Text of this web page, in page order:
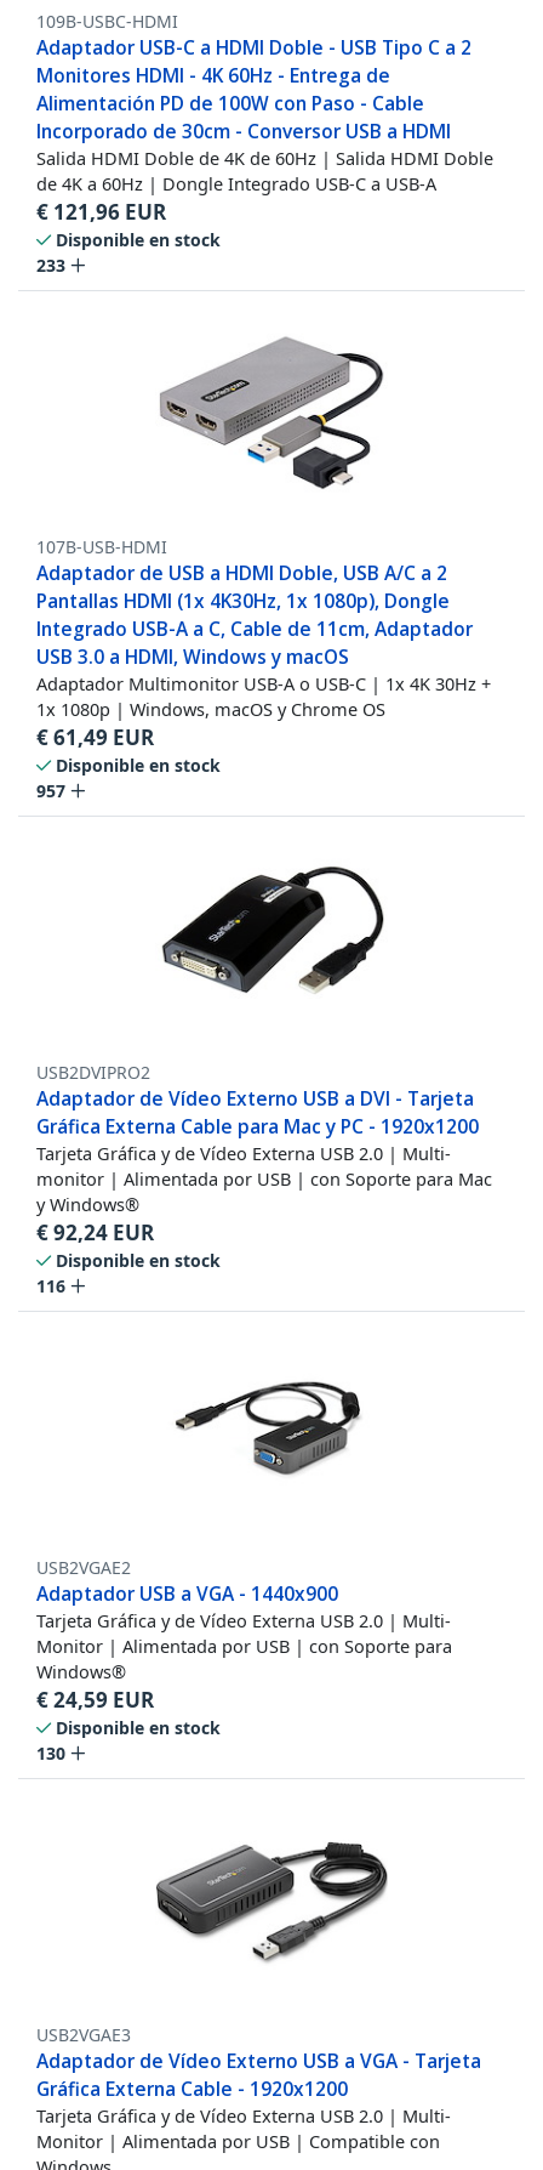
109B-USBC-HDMI
Adaptador USB-C a HDMI Doble - USB Tipo C a 2
Monitores HDMI - 4K 60Hz - Entrega de
Alimentación PD de 100W con Paso - Cable
Incorporado de 30cm - Conversor USB a HDMI
Salida HDMI Doble de 4K de 60Hz | Salida HDMI Doble
de 4K a 60Hz | Dongle Integrado USB-C a USB-A
€ 121,96 EUR
Disponible en stock
233
107B-USB-HDMI
Adaptador de USB a HDMI Doble, USB A/C a 2
Pantallas HDMI (1x 4K30Hz, 1x 1080p), Dongle
Integrado USB-A a C, Cable de 11cm, Adaptador
USB 3.0 a HDMI, Windows y macOS
Adaptador Multimonitor USB-A o USB-C | 1x 4K 30Hz +
1x 1080p | Windows, macOS y Chrome OS
€61,49 EUR
Disponible en stock
957
USB2DVIPRO2
Adaptador de Vídeo Externo USB a DVI - Tarjeta
Gráfica Externa Cable para Mac y PC - 1920x1200
Tarjeta Gráfica y de Vídeo Externa USB 2.0 | Multi-
monitor | Alimentada por USB | con Soporte para Mac
y Windows®
€92,24 EUR
Disponible en stock
116
USB2VGAE2
Adaptador USB a VGA - 1440x900
Tarjeta Gráfica y de Vídeo Externa USB 2.0 | Multi-
Monitor | Alimentada por USB | con Soporte para
Windows®
€24,59 EUR
Disponible en stock
130
USB2VGAE3
Adaptador de Vídeo Externo USB a VGA - Tarjeta
Gráfica Externa Cable - 1920x1200
Tarjeta Gráfica y de Vídeo Externa USB 2.0 | Multi-
Monitor | Alimentada por USB | Compatible con